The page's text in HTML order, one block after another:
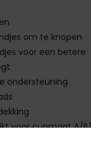
om te knopen
voor een betere
ondersteuning
voor cupmaat A/